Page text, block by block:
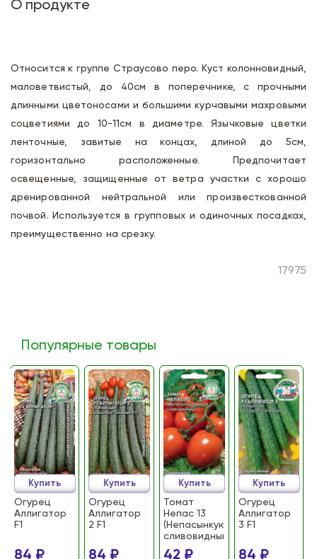
О продукте
Относится к группе Страусово перо. Куст колонновидный,
маловетвистый, до 40см в поперечнике, с прочными
длинными цветоносами и большими курчавыми махровыми
соцветиями до 10-11см в диаметре. Язычковые цветки
ленточные, завитые на концах, длиной до 5см,
горизонтально расположенные. Предпочитает
освещенные, защищенные от ветра участки с хорошо
дренированной нейтральной или произвесткованной
почвой. Используется в групповых и одиночных посадках,
преимущественно на срезку.
17975
Популярные товары
Огурец
Аллигатор
F1
84 ₽
Купить
Огурец
Аллигатор
2 F1
84 ₽
Купить
Томат
Непас 13
(Непасынкующийся
сливовидный)
42 ₽
Купить
Огурец
Аллигатор
3 F1
84 ₽
Купить